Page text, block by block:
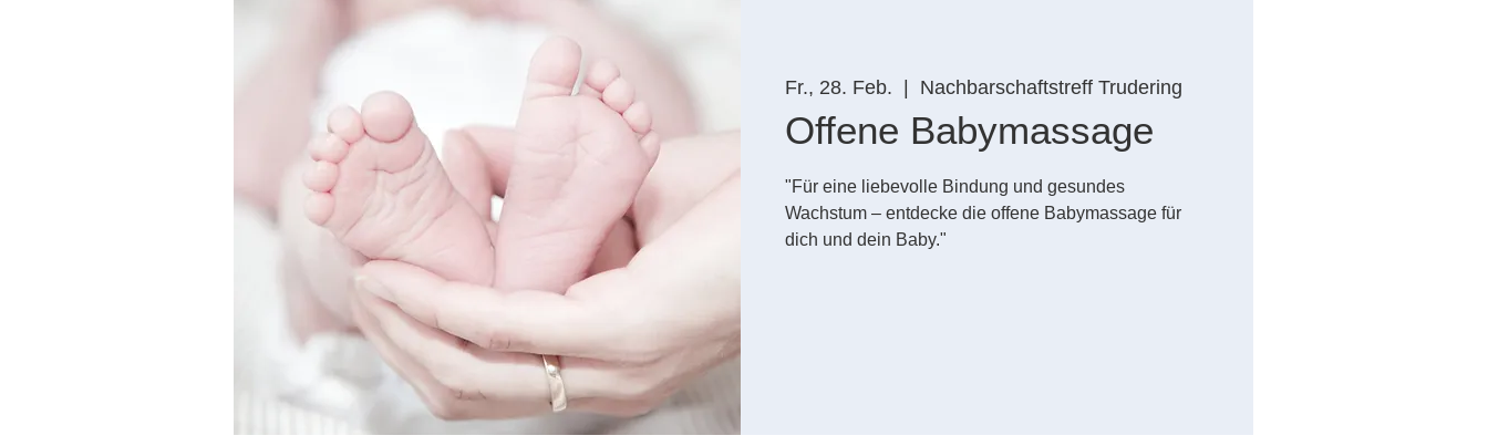
Fr., 28. Feb. Nachbarschaftstreff Trudering
Offene Babymassage
"Für eine liebevolle Bindung und gesundes
Wachstum – entdecke die offene Babymassage für
dich und dein Baby."